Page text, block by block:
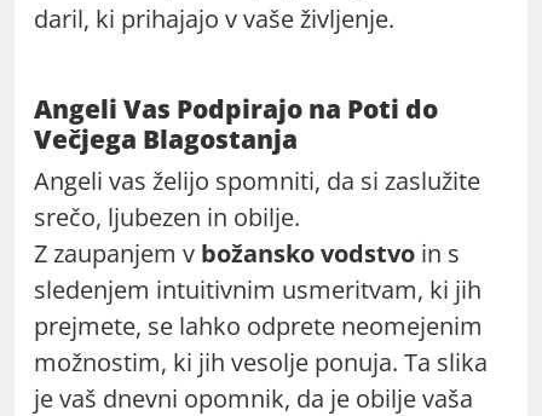
daril, ki prihajajo v vaše življenje.
Angeli Vas Podpirajo na Poti do
Večjega Blagostanja
Angeli vas želijo spomniti, da si zaslužite
srečo, ljubezen in obilje.
Z zaupanjem v božansko vodstvo in s
sledenjem intuitivnim usmeritvam, ki jih
prejmete, se lahko odprete neomejenim
možnostim, ki jih vesolje ponuja. Ta slika
je vaš dnevni opomnik, da je obilje vaša